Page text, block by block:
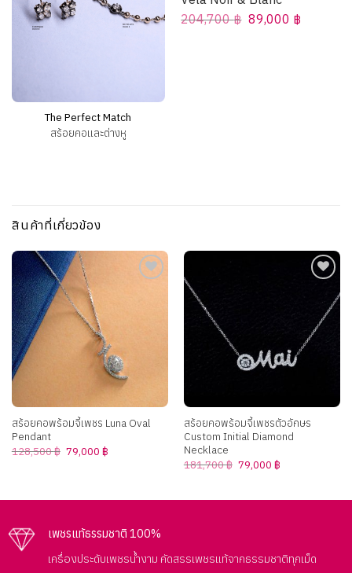
The Perfect Match
สร้อยคอและต่างหู
204,700฿ Original
89,000 ฿
สินค้าที่เกี่ยวข้อง
สร้อยคอพร้อมจี้เพชร Luna Oval
Pendant
128,500฿ Original
price
79,000 ฿Current
wishlist
สร้อยคอพร้อมจี้เพชรตัวอักษร
Custom Initial Diamond
Necklace
181,700฿ Original
price
79,000 ฿Current
เพชรแท้ธรรมชาติ 100%
เครื่องประดับเพชรน้ำงาม คัดสรรเพชรแท้จากธรรมชาติทุกเม็ด